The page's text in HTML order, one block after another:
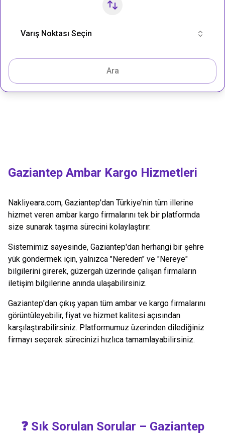
Varış Noktası Seçin
Ara
Gaziantep Ambar Kargo Hizmetleri
Nakliyeara.com, Gaziantep'dan Türkiye'nin tüm illerine
hizmet veren ambar kargo firmalarını tek bir platformda
size sunarak taşıma sürecini kolaylaştırır.
Sistemimiz sayesinde, Gaziantep'dan herhangi bir şehre
yük göndermek için, yalnızca "Nereden" ve "Nereye"
bilgilerini girerek, güzergah üzerinde çalışan firmaların
iletişim bilgilerine anında ulaşabilirsiniz.
Gaziantep'dan çıkış yapan tüm ambar ve kargo firmalarını
görüntüleyebilir, fiyat ve hizmet kalitesi açısından
karşılaştırabilirsiniz. Platformumuz üzerinden dilediğiniz
firmayı seçerek sürecinizi hızlıca tamamlayabilirsiniz.
❓ Sık Sorulan Sorular – Gaziantep